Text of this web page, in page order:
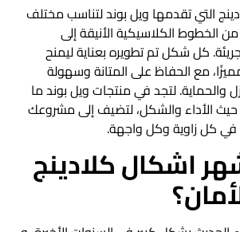
التي تقدمها ويل بوند لتناسب مختلف
من الخطوط الكلاسيكية الأنيقة إلى
كل شكل تم تطويره بعناية ليمنح
مع الحفاظ على المتانة وسهولة
والحماية. لتجد في منتجات ويل بوند ما
حيث الأداء والشكل، لتضيف إلى مشروعك
كل زاوية وكل واجهة.
اشكال كلادينج